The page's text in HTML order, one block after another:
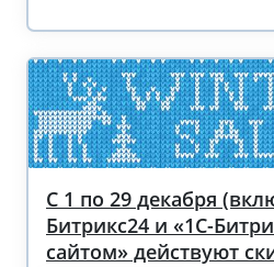
С 1 по 29 декабря
Битрикс24 и «1С-
сайтом» действуют